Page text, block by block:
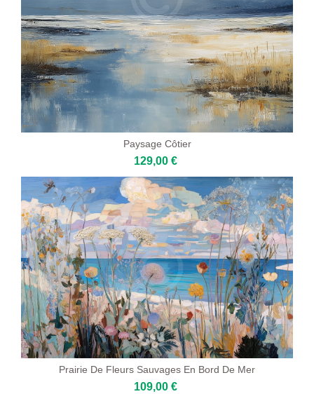
Paysage Côtier
129,00 €
Prairie De Fleurs Sauvages En Bord De Mer
109,00 €